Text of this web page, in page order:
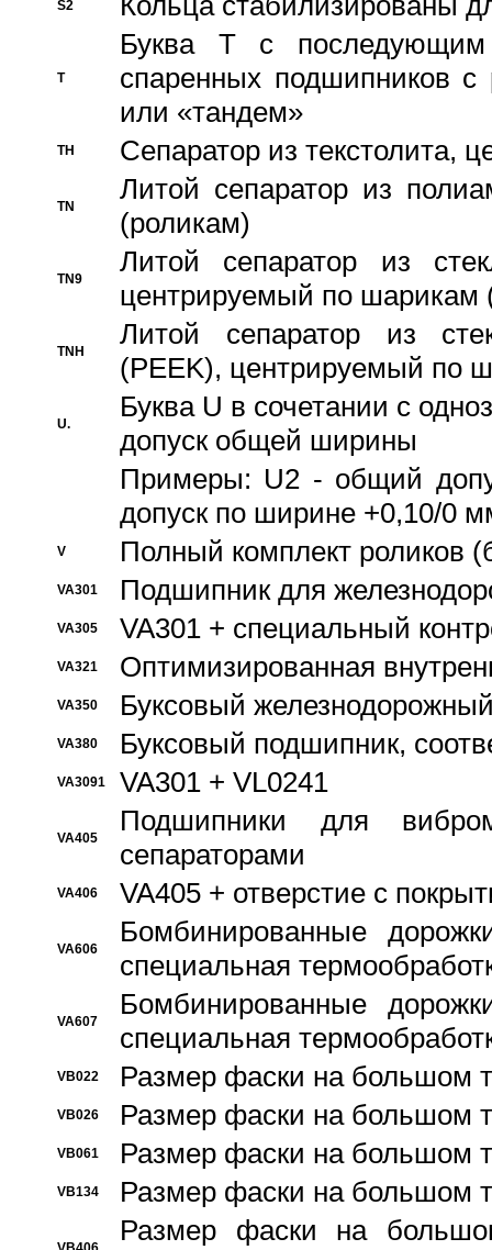
S2
T
Буква T с
спаренных подшипников
или «тандем»
TH Сепаратор из текстолита,
TN
Литой сепаратор из
(роликам)
TN9
Литой сепаратор из
центрируемый по шарикам
TNH
Литой сепаратор из
(PEEK), центрируемый по
U.
Буква U в сочетании с
допуск общей ширины
Примеры: U2 - общий
допуск по ширине +0,10/0
V Полный комплект роликов
VA301 Подшипник для
VA305 VA301 + специальный
VA321 Оптимизированная
VA350 Буксовый
VA380 Буксовый подшипник,
VA3091 VA301 + VL0241
VA405
Подшипники для
сепараторами
VA406 VA405 + отверстие с
VA606
Бомбинированные
специальная
VA607
Бомбинированные
специальная
VB022 Размер фаски на большом
VB026 Размер фаски на большом
VB061 Размер фаски на большом
VB134 Размер фаски на большом
Размер фаски на